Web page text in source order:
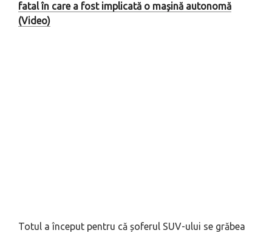
fatal în care a fost implicată o mașină autonomă
(Video)
Totul a început pentru că șoferul SUV-ului se grăbea